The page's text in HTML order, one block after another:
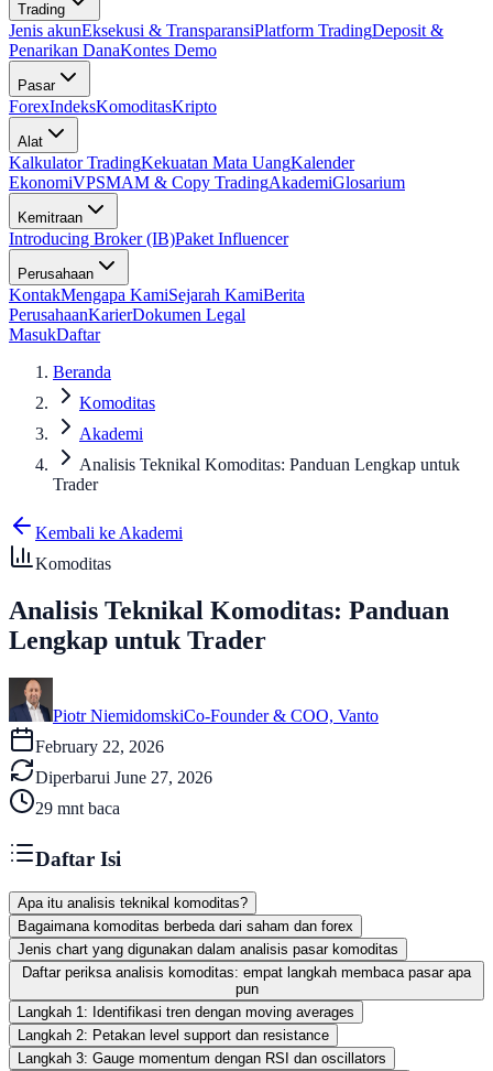
Trading
Jenis akunEksekusi & TransparansiPlatform TradingDeposit &
Penarikan DanaKontes Demo
Pasar
ForexIndeksKomoditasKripto
Alat
Kalkulator TradingKekuatan Mata UangKalender
EkonomiVPSMAM & Copy TradingAkademiGlosarium
Kemitraan
Introducing Broker (IB)Paket Influencer
Perusahaan
KontakMengapa KamiSejarah KamiBerita
PerusahaanKarierDokumen Legal
MasukDaftar
Beranda
Komoditas
Akademi
Analisis Teknikal Komoditas: Panduan Lengkap untuk
Trader
Kembali ke Akademi
Komoditas
Analisis Teknikal Komoditas: Panduan
Lengkap untuk Trader
Piotr NiemidomskiCo-Founder & COO, Vanto
February 22, 2026
Diperbarui June 27, 2026
29 mnt baca
Daftar Isi
Apa itu analisis teknikal komoditas?
Bagaimana komoditas berbeda dari saham dan forex
Jenis chart yang digunakan dalam analisis pasar komoditas
Daftar periksa analisis komoditas: empat langkah membaca pasar apa
pun
Langkah 1: Identifikasi tren dengan moving averages
Langkah 2: Petakan level support dan resistance
Langkah 3: Gauge momentum dengan RSI dan oscillators